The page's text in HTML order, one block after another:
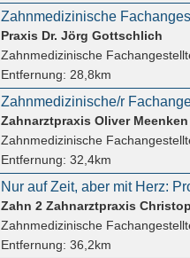
Praxis Dr. Jörg Gottschlich
Zahnmedizinische
Entfernung: 28,8km
Zahnmedizinische/r
Zahnarztpraxis Oliver Meenken
Zahnmedizinische
Entfernung: 32,4km
Zahn 2 Zahnarztpraxis
Zahnmedizinische
Entfernung: 36,2km